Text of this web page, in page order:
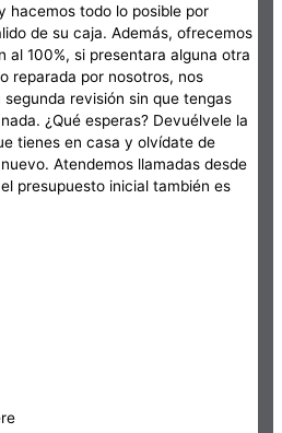
hacemos todo lo posible por
de su caja. Además, ofrecemos
al 100%, si presentara alguna otra
reparada por nosotros, nos
revisión sin que tengas
¿Qué esperas? Devuélvele la
tienes en casa y olvídate de
Atendemos llamadas desde
presupuesto inicial también es